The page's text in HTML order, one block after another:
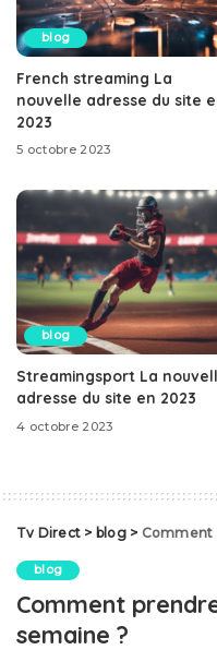
blog
French streaming La
nouvelle adresse du site
2023
5 octobre 2023
blog
Streamingsport La
adresse du site en 2023
4 octobre 2023
Tv Direct > blog> Comment
blog
Comment
semaine ?